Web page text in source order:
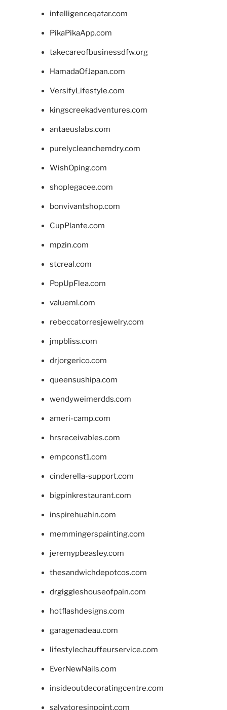
intelligenceqatar.com
PikaPikaApp.com
takecareofbusinessdfw.org
HamadaOfJapan.com
VersifyLifestyle.com
kingscreekadventures.com
antaeuslabs.com
purelycleanchemdry.com
WishOping.com
shoplegacee.com
bonvivantshop.com
CupPlante.com
mpzin.com
stcreal.com
PopUpFlea.com
valueml.com
rebeccatorresjewelry.com
jmpbliss.com
drjorgerico.com
queensushipa.com
wendyweimerdds.com
ameri-camp.com
hrsreceivables.com
empconst1.com
cinderella-support.com
bigpinkrestaurant.com
inspirehuahin.com
memmingerspainting.com
jeremypbeasley.com
thesandwichdepotcos.com
drgiggleshouseofpain.com
hotflashdesigns.com
garagenadeau.com
lifestylechauffeurservice.com
EverNewNails.com
insideoutdecoratingcentre.com
salvatoresinpoint.com